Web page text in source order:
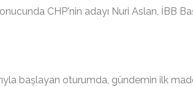
CHP'nin adayı Nuri Aslan, İBB
başlayan oturumda, gündemin ilk